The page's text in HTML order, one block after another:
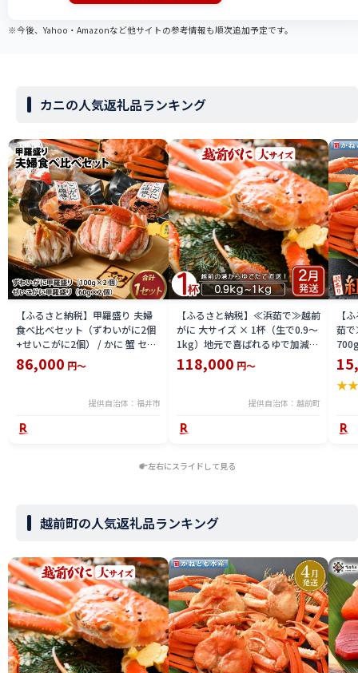
※今後、Yahoo・Amazonなど他サイトの参考情報も順次追加予定です。
カニの人気返礼品ランキング
【ふるさと納税】甲羅盛り 夫婦
食べ比べセット（ずわいがに2個
+せいこがに2個） / かに 蟹 セイ
コ ずわい ズワイ 内子 外子 国産
冷凍 冬 冬の味覚 珍味 グルメ 国
86,000 円～
提供自治体：福井市
【ふるさと納税】≪浜茹で≫越前
がに 大サイズ × 1杯（生で0.9〜
1kg）地元で喜ばれるゆで加減・
塩加減で越前の港から直送！【雄
ズワイガニ ずわいがに 越前ガニ
送分】希望日指定可 備考欄に希
x004_02]
118,000 円～
提供自治体：越前町
【
茹
付
ボ
分
★
左右にスライドして見る
越前町の人気返礼品ランキング